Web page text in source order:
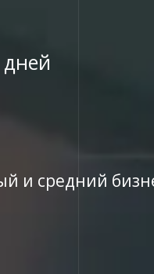
и средний